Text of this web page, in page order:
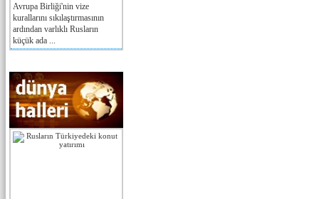
Avrupa Birliği'nin vize
kurallarını sıkılaştırmasının
ardından varlıklı Rusların
küçük ada ...